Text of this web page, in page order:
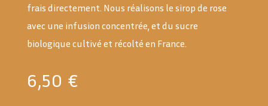
frais directement. Nous réalisons le sirop de rose
avec une infusion concentrée, et du sucre
biologique cultivé et récolté en France.
6,50 €